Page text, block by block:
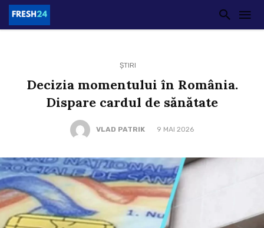
ȘTIRI
Decizia momentului în România.
Dispare cardul de sănătate
VLAD PATRIK 9 MAI 2026